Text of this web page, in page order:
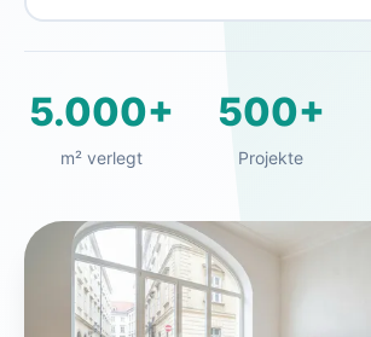
5.000+
m² verlegt
500+
Projekte